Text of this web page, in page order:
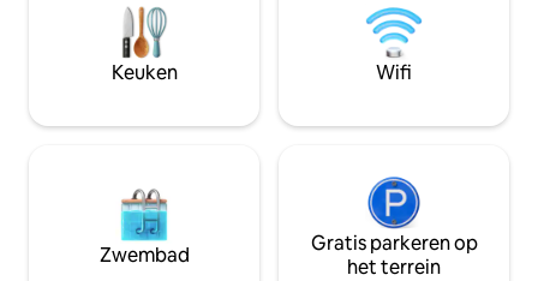
incanta i sensi ed offre un’esperienza
unica nel cuore di Noto.
designed to
with options to
Xi
Keuken Wifi
Zwembad
Gratis parkeren op
het terrein